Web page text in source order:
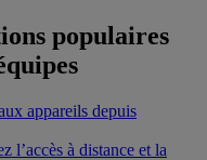
populaires
appareils depuis
l’accès à distance et la